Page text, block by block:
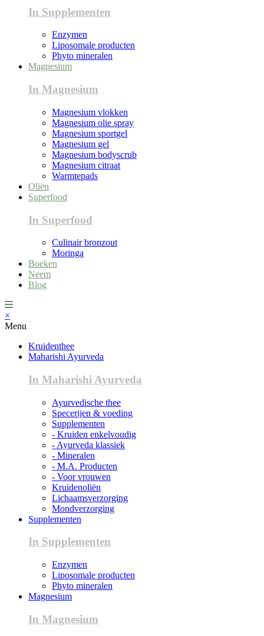
In Supplementen
Enzymen
Liposomale producten
Phyto mineralen
Magnesium
In Magnesium
Magnesium vlokken
Magnesium olie spray
Magnesium sportgel
Magnesium gel
Magnesium bodyscrub
Magnesium citraat
Warmtepads
Oliën
Superfood
In Superfood
Culinair bronzout
Moringa
Boeken
Neem
Blog
×
Menu
Kruidenthee
Maharishi Ayurveda
In Maharishi Ayurveda
Ayurvedische thee
Specerijen & voeding
Supplementen
- Kruiden enkelvoudig
- Ayurveda klassiek
- Mineralen
- M.A. Producten
- Voor vrouwen
Kruidenoliën
Lichaamsverzorging
Mondverzorging
Supplementen
In Supplementen
Enzymen
Liposomale producten
Phyto mineralen
Magnesium
In Magnesium